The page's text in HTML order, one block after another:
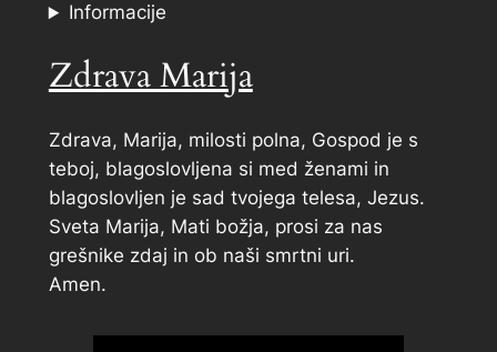
Informacije
Zdrava Marija
Zdrava, Marija, milosti polna, Gospod je s
teboj, blagoslovljena si med ženami in
blagoslovljen je sad tvojega telesa, Jezus.
Sveta Marija, Mati božja, prosi za nas
grešnike zdaj in ob naši smrtni uri.
Amen.